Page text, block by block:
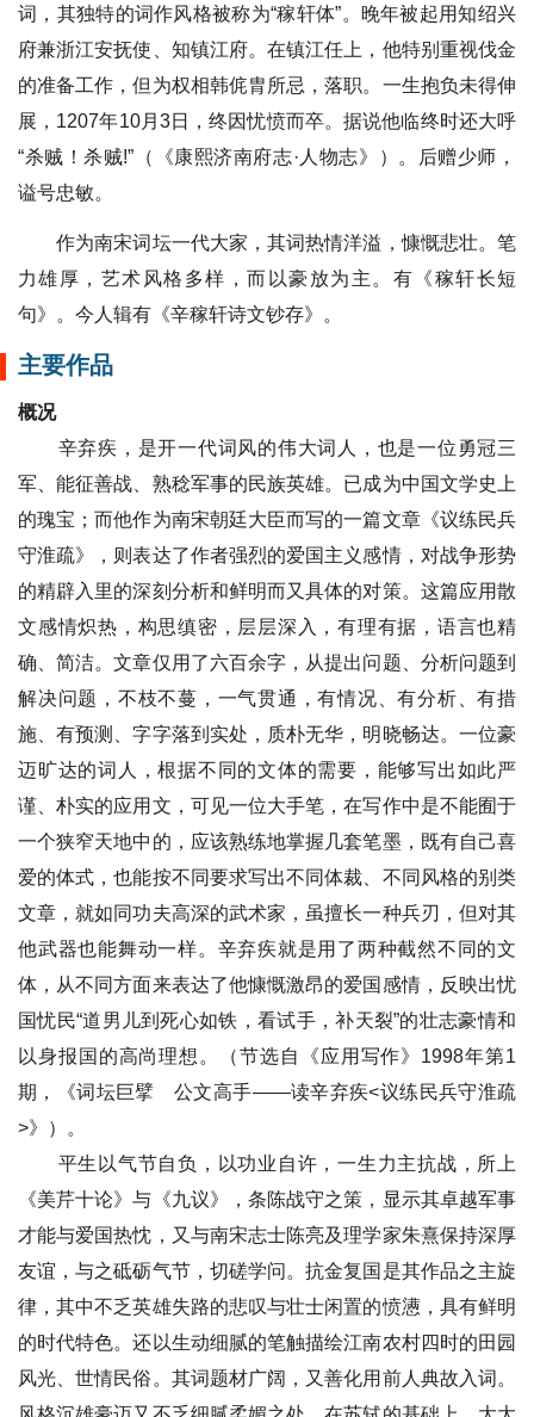
词，其独特的词作风格被称为“稼轩体”。晚年被起用知绍兴
府兼浙江安抚使、知镇江府。在镇江任上，他特别重视伐金
的准备工作，但为权相韩侂胄所忌，落职。一生抱负未得伸
展，1207年10月3日，终因忧愤而卒。据说他临终时还大呼
“杀贼！杀贼!”（《康熙济南府志·人物志》）。后赠少师，
谥号忠敏。
作为南宋词坛一代大家，其词热情洋溢，慷慨悲壮。笔
力雄厚，艺术风格多样，而以豪放为主。有《稼轩长短
句》。今人辑有《辛稼轩诗文钞存》。
主要作品
概况
辛弃疾，是开一代词风的伟大词人，也是一位勇冠三
军、能征善战、熟稔军事的民族英雄。已成为中国文学史上
的瑰宝；而他作为南宋朝廷大臣而写的一篇文章《议练民兵
守淮疏》，则表达了作者强烈的爱国主义感情，对战争形势
的精辟入里的深刻分析和鲜明而又具体的对策。这篇应用散
文感情炽热，构思缜密，层层深入，有理有据，语言也精
确、简洁。文章仅用了六百余字，从提出问题、分析问题到
解决问题，不枝不蔓，一气贯通，有情况、有分析、有措
施、有预测、字字落到实处，质朴无华，明晓畅达。一位豪
迈旷达的词人，根据不同的文体的需要，能够写出如此严
谨、朴实的应用文，可见一位大手笔，在写作中是不能囿于
一个狭窄天地中的，应该熟练地掌握几套笔墨，既有自己喜
爱的体式，也能按不同要求写出不同体裁、不同风格的别类
文章，就如同功夫高深的武术家，虽擅长一种兵刃，但对其
他武器也能舞动一样。辛弃疾就是用了两种截然不同的文
体，从不同方面来表达了他慷慨激昂的爱国感情，反映出忧
国忧民“道男儿到死心如铁，看试手，补天裂”的壮志豪情和
以身报国的高尚理想。（节选自《应用写作》1998年第1
期，《词坛巨擘 公文高手——读辛弃疾<议练民兵守淮疏
>》）。
平生以气节自负，以功业自许，一生力主抗战，所上
《美芹十论》与《九议》，条陈战守之策，显示其卓越军事
才能与爱国热忱，又与南宋志士陈亮及理学家朱熹保持深厚
友谊，与之砥砺气节，切磋学问。抗金复国是其作品之主旋
律，其中不乏英雄失路的悲叹与壮士闲置的愤懑，具有鲜明
的时代特色。还以生动细腻的笔触描绘江南农村四时的田园
风光、世情民俗。其词题材广阔，又善化用前人典故入词。